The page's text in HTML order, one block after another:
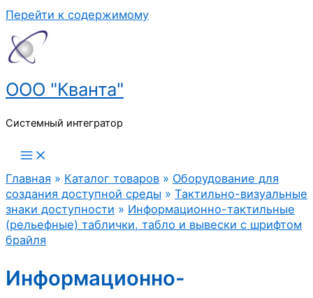
Перейти к содержимому
ООО "Кванта"
Системный интегратор
Главная » Каталог товаров » Оборудование для
создания доступной среды » Тактильно-визуальные
знаки доступности » Информационно-тактильные
(рельефные) таблички, табло и вывески с шрифтом
брайля
Информационно-